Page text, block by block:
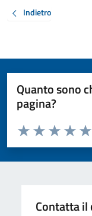
Indietro
Quanto sono
pagina?
Valuta da 1 a 5 stelle
Valuta
Valuta 3
Valuta 2 stelle
Valuta 1 stelle su 5
Contatta il